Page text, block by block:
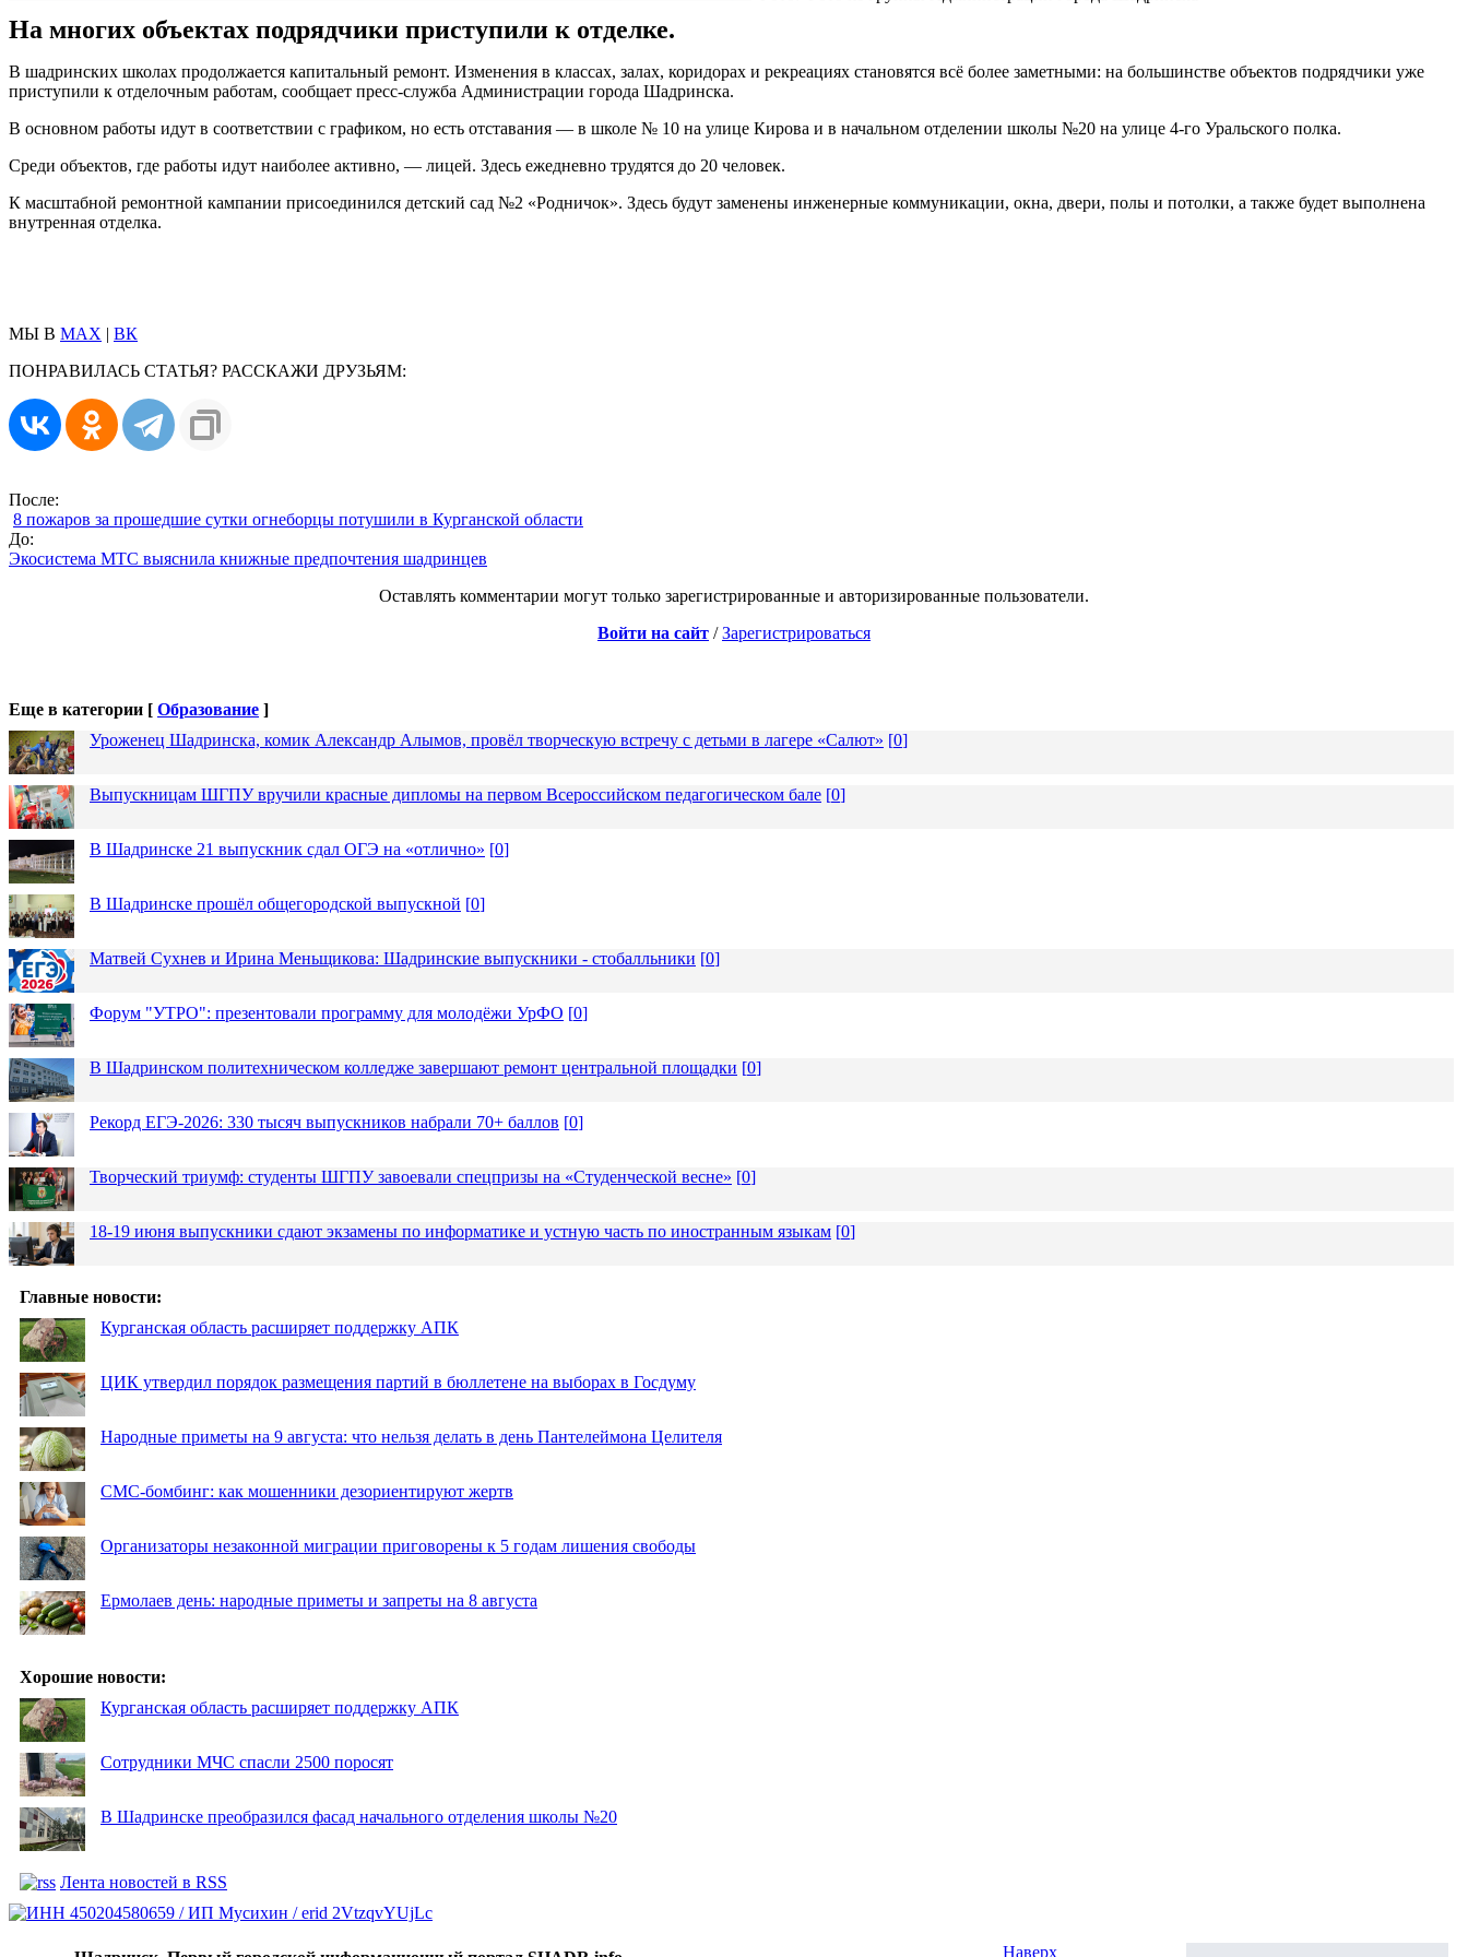
На многих объектах подрядчики приступили к отделке.
В шадринских школах продолжается капитальный ремонт. Изменения в классах, залах, коридорах и рекреациях становятся всё более заметными: на большинстве объектов подрядчики уже
приступили к отделочным работам, сообщает пресс-служба Администрации города Шадринска.
В основном работы идут в соответствии с графиком, но есть отставания — в школе № 10 на улице Кирова и в начальном отделении школы №20 на улице 4-го Уральского полка.
Среди объектов, где работы идут наиболее активно, — лицей. Здесь ежедневно трудятся до 20 человек.
К масштабной ремонтной кампании присоединился детский сад №2 «Родничок». Здесь будут заменены инженерные коммуникации, окна, двери, полы и потолки, а также будет выполнена
внутренная отделка.
МЫ В MAX | ВК
ПОНРАВИЛАСЬ СТАТЬЯ? РАССКАЖИ ДРУЗЬЯМ:
После:
8 пожаров за прошедшие сутки огнеборцы потушили в Курганской области
До:
Экосистема МТС выяснила книжные предпочтения шадринцев
Оставлять комментарии могут только зарегистрированные и авторизированные пользователи.
Войти на сайт /Зарегистрироваться
Еще в категории [ Образование ]
Уроженец Шадринска, комик Александр Алымов, провёл творческую встречу с детьми в лагере «Салют» [0]
Выпускницам ШГПУ вручили красные дипломы на первом Всероссийском педагогическом бале [0]
В Шадринске 21 выпускник сдал ОГЭ на «отлично» [0]
В Шадринске прошёл общегородской выпускной [0]
Матвей Сухнев и Ирина Меньщикова: Шадринские выпускники - стобалльники [0]
Форум "УТРО": презентовали программу для молодёжи УрФО [0]
В Шадринском политехническом колледже завершают ремонт центральной площадки [0]
Рекорд ЕГЭ-2026: 330 тысяч выпускников набрали 70+ баллов [0]
Творческий триумф: студенты ШГПУ завоевали спецпризы на «Студенческой весне» [0]
18-19 июня выпускники сдают экзамены по информатике и устную часть по иностранным языкам [0]
Главные новости:
Курганская область расширяет поддержку АПК
ЦИК утвердил порядок размещения партий в бюллетене на выборах в Госдуму
Народные приметы на 9 августа: что нельзя делать в день Пантелеймона Целителя
СМС-бомбинг: как мошенники дезориентируют жертв
Организаторы незаконной миграции приговорены к 5 годам лишения свободы
Ермолаев день: народные приметы и запреты на 8 августа
Хорошие новости:
Курганская область расширяет поддержку АПК
Сотрудники МЧС спасли 2500 поросят
В Шадринске преобразился фасад начального отделения школы №20
Лента новостей в RSS
Наверх